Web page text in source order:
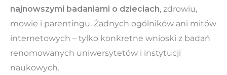
najnowszymi badaniami o dzieciach, zdrowiu,
mowie i parentingu. Żadnych ogólników ani mitów
internetowych – tylko konkretne wnioski z badań
renomowanych uniwersytetów i instytucji
naukowych.